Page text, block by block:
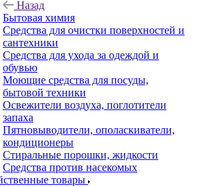
Назад
Бытовая химия
Средства для очистки поверхностей и
сантехники
Средства для ухода за одеждой и
обувью
Моющие средства для посуды,
бытовой техники
Освежители воздуха, поглотители
запаха
Пятновыводители, ополаскиватели,
кондиционеры
Стиральные порошки, жидкости
Средства против насекомых
товары